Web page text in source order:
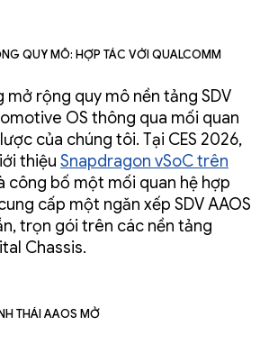
quy mô: Hợp tác với Qualcomm
rộng quy mô nền tảng SDV
OS thông qua mối quan
của chúng tôi. Tại CES 2026,
thiệu Snapdragon vSoC trên
công bố một mối quan hệ hợp
cấp một ngăn xếp SDV AAOS
trọn gói trên các nền tảng
Chassis.
thái AAOS mở